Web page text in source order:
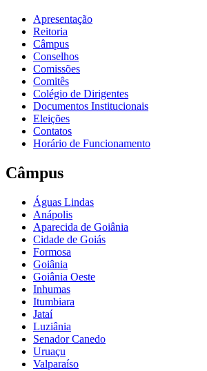
Apresentação
Reitoria
Câmpus
Conselhos
Comissões
Comitês
Colégio de Dirigentes
Documentos Institucionais
Eleições
Contatos
Horário de Funcionamento
Câmpus
Águas Lindas
Anápolis
Aparecida de Goiânia
Cidade de Goiás
Formosa
Goiânia
Goiânia Oeste
Inhumas
Itumbiara
Jataí
Luziânia
Senador Canedo
Uruaçu
Valparaíso